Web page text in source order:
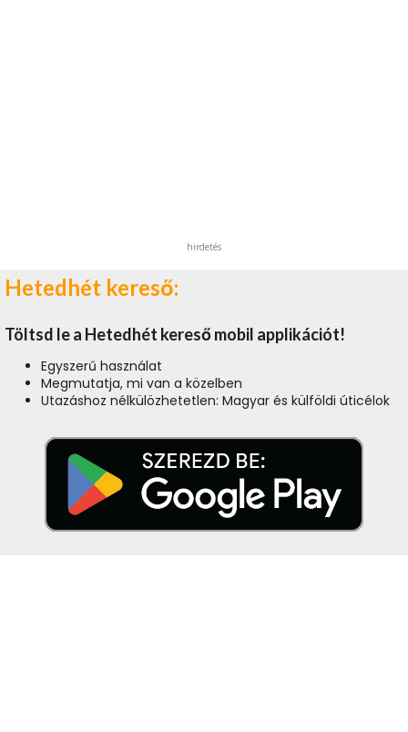
hirdetés
Hetedhét kereső:
Töltsd le a Hetedhét kereső mobil applikációt!
Egyszerű használat
Megmutatja, mi van a közelben
Utazáshoz nélkülözhetetlen: Magyar és külföldi úticélok